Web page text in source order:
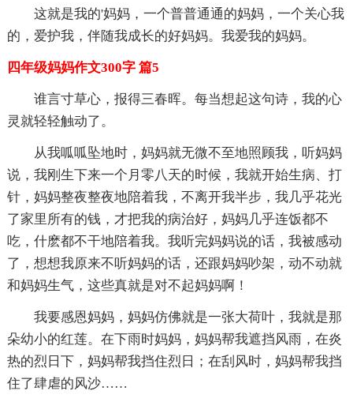
这就是我的'妈妈，一个普普通通的妈妈，一个关心我
的，爱护我，伴随我成长的好妈妈。我爱我的妈妈。
四年级妈妈作文300字 篇5
谁言寸草心，报得三春晖。每当想起这句诗，我的心
灵就轻轻触动了。
从我呱呱坠地时，妈妈就无微不至地照顾我，听妈妈
说，我刚生下来一个月零八天的时候，我就开始生病、打
针，妈妈整夜整夜地陪着我，不离开我半步，我几乎花光
了家里所有的钱，才把我的病治好，妈妈几乎连饭都不
吃，什麽都不干地陪着我。我听完妈妈说的话，我被感动
了，想想我原来不听妈妈的话，还跟妈妈吵架，动不动就
和妈妈生气，这些真就是对不起妈妈啊！
我要感恩妈妈，妈妈仿佛就是一张大荷叶，我就是那
朵幼小的红莲。在下雨时妈妈，妈妈帮我遮挡风雨，在炎
热的烈日下，妈妈帮我挡住烈日；在刮风时，妈妈帮我挡
住了肆虐的风沙……